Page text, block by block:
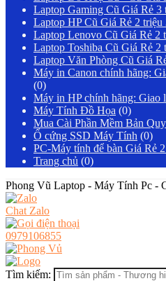
Laptop Gaming Cũ Giá Rẻ 3
Laptop HP Cũ Giá Rẻ 2 triệu
Laptop Lenovo Cũ Giá Rẻ 2
Laptop Toshiba Cũ Giá Rẻ 2
Laptop Văn Phòng Cũ Giá
Máy in Canon chính hãng:
(0)
Máy in HP chính hãng: Giao
Máy Tính Đồ Họa (0)
Mua Cài Phần Mềm Bản
Ổ cứng SSD Máy Tính (0)
PC-Máy tính để bàn Giá Rẻ
Trang chủ (0)
Phong Vũ Laptop - Máy Tính Pc -
Chat Zalo
0979106855
Tìm kiếm: